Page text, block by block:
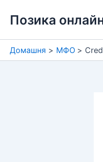
Позика
Домашня МФО